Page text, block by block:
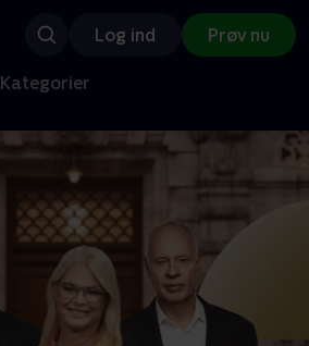
Log ind Prøv nu
Kategorier